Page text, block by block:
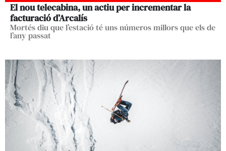
El nou telecabina, un actiu per incrementar la
facturació d’Arcalís
Mortés diu que l’estació té uns números millors que els de
l’any passat